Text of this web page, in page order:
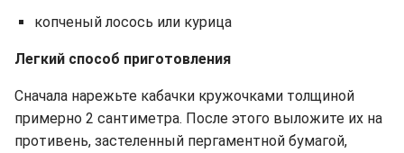
копченый лосось или курица
Легкий способ приготовления
Сначала нарежьте кабачки кружочками толщиной
примерно 2 сантиметра. После этого выложите их на
противень, застеленный пергаментной бумагой,